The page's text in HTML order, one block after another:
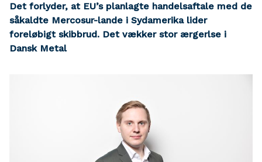
Det forlyder, at EU’s planlagte handelsaftale med de
såkaldte Mercosur-lande i Sydamerika lider
foreløbigt skibbrud. Det vækker stor ærgerlse i
Dansk Metal